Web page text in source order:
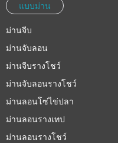
แบบม่าน
ม่านจีบ
ม่านจับลอน
ม่านจีบรางโชว์
ม่านจับลอนรางโชว์
ม่านลอนโซ่ไข่ปลา
ม่านลอนรางเทป
ม่านลอนรางโชว์